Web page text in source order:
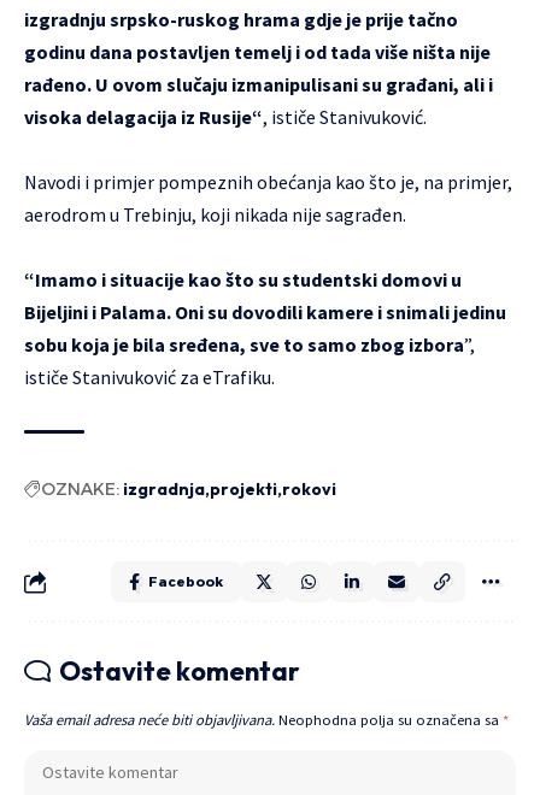
izgradnju srpsko-ruskog hrama gdje je prije tačno
godinu dana postavljen temelj i od tada više ništa nije
rađeno. U ovom slučaju izmanipulisani su građani, ali i
visoka delagacija iz Rusije“, ističe Stanivuković.
Navodi i primjer pompeznih obećanja kao što je, na primjer,
aerodrom u Trebinju, koji nikada nije sagrađen.
“Imamo i situacije kao što su studentski domovi u
Bijeljini i Palama. Oni su dovodili kamere i snimali jedinu
sobu koja je bila sređena, sve to samo zbog izbora”,
ističe Stanivuković za eTrafiku.
OZNAKE: izgradnja projekti rokovi
Facebook
Ostavite komentar
Vaša email adresa neće biti objavljivana. Neophodna polja su označena sa *